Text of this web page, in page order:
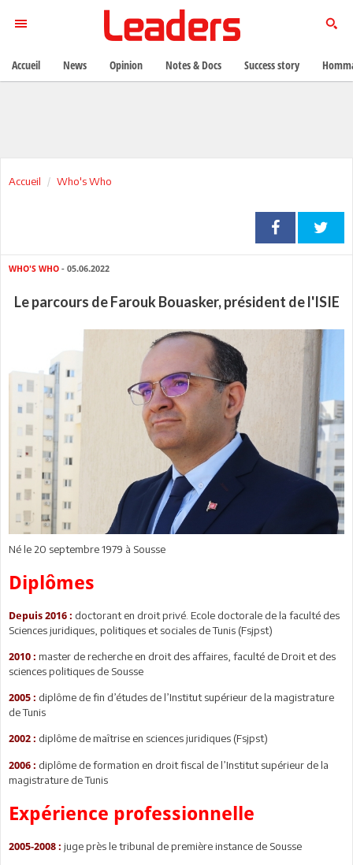
Accueil Who's Who
WHO'S WHO - 05.06.2022
Le parcours de Farouk Bouasker, président de l'ISIE
Né le 20 septembre 1979 à Sousse
Diplômes
Depuis 2016 : doctorant en droit privé. Ecole doctorale de la faculté des
Sciences juridiques, politiques et sociales de Tunis (Fsjpst)
2010 : master de recherche en droit des affaires, faculté de Droit et des
sciences politiques de Sousse
2005 : diplôme de fin d’études de l’Institut supérieur de la magistrature
de Tunis
2002 : diplôme de maîtrise en sciences juridiques (Fsjpst)
2006 : diplôme de formation en droit fiscal de l’Institut supérieur de la
magistrature de Tunis
Expérience professionnelle
2005-2008 : juge près le tribunal de première instance de Sousse
Accueil News Opinion Notes & Docs Success story